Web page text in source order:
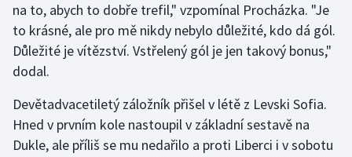
Golf
Gymnastika
Jezdectví
na to, abych to dobře trefil," vzpomínal Procházka. "Je
to krásné, ale pro mě nikdy nebylo důležité, kdo dá gól.
Důležité je vítězství. Vstřelený gól je jen takový bonus,"
dodal.
Devětadvacetiletý záložník přišel v létě z Levski Sofia.
Hned v prvním kole nastoupil v základní sestavě na
Dukle, ale příliš se mu nedařilo a proti Liberci i v sobotu